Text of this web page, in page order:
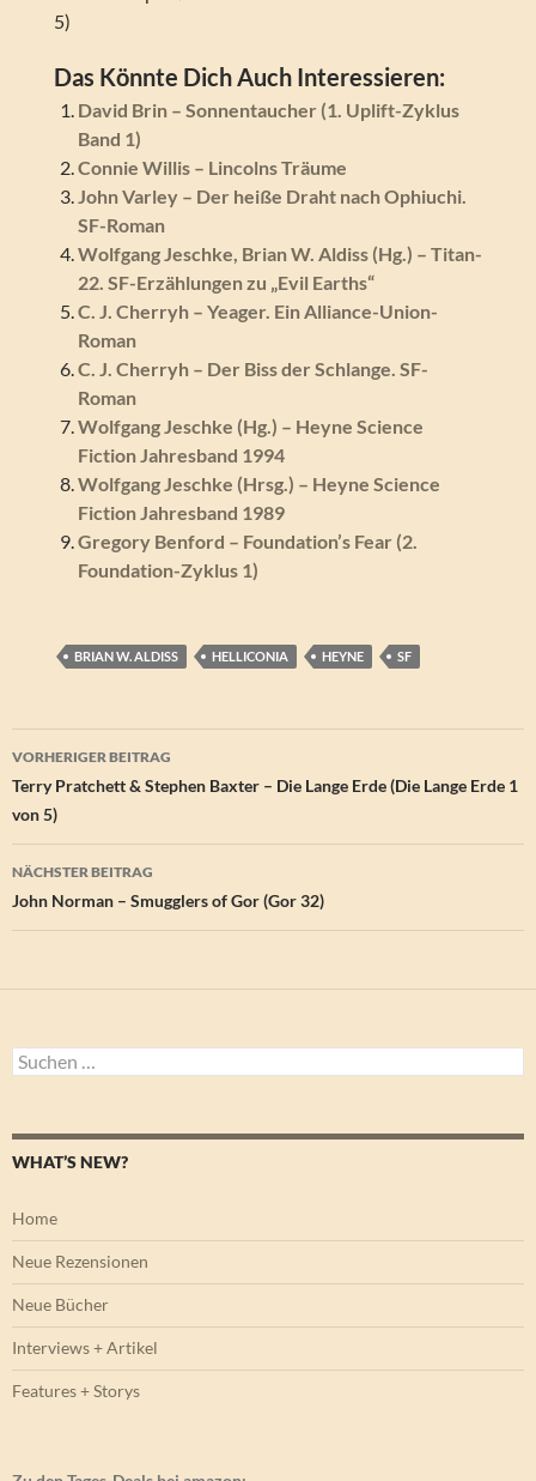
5)
Das Könnte Dich Auch Interessieren:
David Brin – Sonnentaucher (1. Uplift-Zyklus
Band 1)
Connie Willis – Lincolns Träume
John Varley – Der heiße Draht nach Ophiuchi.
SF-Roman
Wolfgang Jeschke, Brian W. Aldiss (Hg.) – Titan-
22. SF-Erzählungen zu „Evil Earths“
C. J. Cherryh – Yeager. Ein Alliance-Union-
Roman
C. J. Cherryh – Der Biss der Schlange. SF-
Roman
Wolfgang Jeschke (Hg.) – Heyne Science
Fiction Jahresband 1994
Wolfgang Jeschke (Hrsg.) – Heyne Science
Fiction Jahresband 1989
Gregory Benford – Foundation’s Fear (2.
Foundation-Zyklus 1)
BRIAN W. ALDISS HELLICONIA HEYNE SF
Beitragsnavigation
VORHERIGER BEITRAG
Terry Pratchett & Stephen Baxter – Die Lange Erde (Die Lange Erde 1
von 5)
NÄCHSTER BEITRAG
John Norman – Smugglers of Gor (Gor 32)
Suchen
nach:
WHAT’S NEW?
Home
Neue Rezensionen
Neue Bücher
Interviews + Artikel
Features + Storys